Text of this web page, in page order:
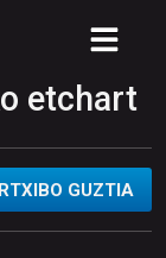
etchart
GUZTIA